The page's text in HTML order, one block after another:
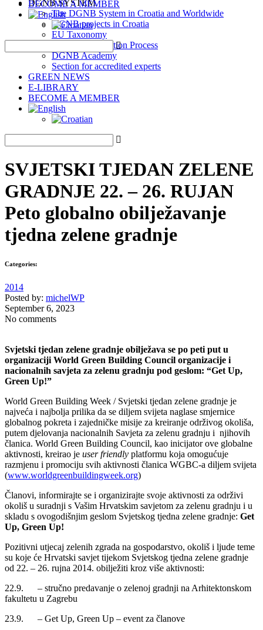
DGNB SYSTEM
The DGNB System in Croatia and Worldwide
DGNB projects in Croatia
EU Taxonomy
DGNB Certification Process
DGNB Academy
Section for accredited experts
GREEN NEWS
E-LIBRARY
BECOME A MEMBER
BECOME A MEMBER
SVJETSKI TJEDAN ZELENE
GRADNJE 22. – 26. RUJAN
Peto globalno obilježavanje
tjedna zelene gradnje
Categories:
2014
Posted by: michelWP
September 6, 2023
No comments
Svjetski tjedan zelene gradnje obilježava se po peti put u
organizaciji World Green Building Council organizacije i
nacionalnih savjeta za zelenu gradnju pod geslom: “Get Up,
Green Up!”
World Green Building Week / Svjetski tjedan zelene gradnje je
najveća i najbolja prilika da se diljem svijeta naglase smjernice
globalnog pokreta i zajedničke misije za kreiranje održivog okoliša,
putem djelovanja nacionalnih Savjeta za zelenu gradnju i njihovih
članica. World Green Building Council, kao inicijator ove globalne
aktivnosti, kreirao je user friendly platformu koja omogućuje
razmjenu i promociju svih aktivnosti članica WGBC-a diljem svijeta
(www.worldgreenbuildingweek.org)
Članovi, informirajte se i organizirajte svoje aktivnosti za održivi
okoliš u suradnji s Vašim Hrvatskim savjetom za zelenu gradnju i u
skladu s ovogodišnjim geslom Svjetskog tjedna zelene gradnje: Get
Up, Green Up!
Pozitivni utjecaj zelenih zgrada na gospodarstvo, okoliš i ljude teme
su koje će Hrvatski savjet tijekom Svjetskog tjedna zelene gradnje
od 22. – 26. rujna 2014. obilježiti kroz više aktivnosti:
22.9. – stručno predavanje o zelenoj gradnji na Arhitektonskom
fakultetu u Zagrebu
23.9. – Get Up, Green Up – event za članove